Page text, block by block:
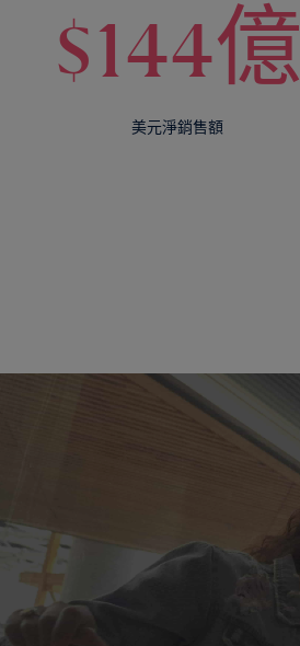
$144億
美元淨銷售額